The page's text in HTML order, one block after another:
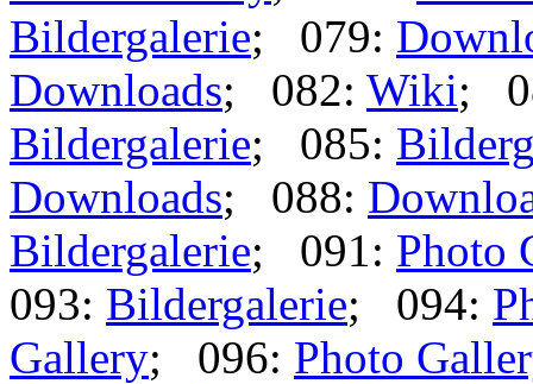
Bildergalerie; 079:
Downloads; 082: Wiki;
Bildergalerie; 085:
Downloads; 088:
Bildergalerie; 091: Photo
093: Bildergalerie; 094:
Gallery; 096: Photo